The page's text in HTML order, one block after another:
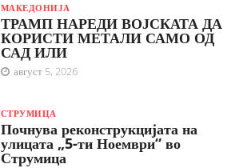
МАКЕДОНИЈА
ТРАМП НАРЕДИ ВОЈСКАТА ДА
КОРИСТИ МЕТАЛИ САМО ОД
САД ИЛИ
август 5, 2026
СТРУМИЦА
Почнува реконструкцијата на
улицата „5-ти Ноември“ во
Струмица